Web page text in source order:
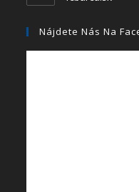
Nájdete Nás Na